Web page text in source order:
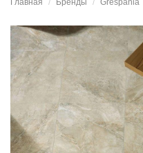
Главная Бренды Grespania